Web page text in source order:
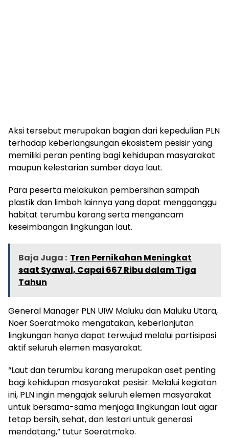
Aksi tersebut merupakan bagian dari kepedulian PLN
terhadap keberlangsungan ekosistem pesisir yang
memiliki peran penting bagi kehidupan masyarakat
maupun kelestarian sumber daya laut.
Para peserta melakukan pembersihan sampah
plastik dan limbah lainnya yang dapat mengganggu
habitat terumbu karang serta mengancam
keseimbangan lingkungan laut.
Baja Juga : Tren Pernikahan Meningkat
saat Syawal, Capai 667 Ribu dalam Tiga
Tahun
General Manager PLN UIW Maluku dan Maluku Utara,
Noer Soeratmoko mengatakan, keberlanjutan
lingkungan hanya dapat terwujud melalui partisipasi
aktif seluruh elemen masyarakat.
“Laut dan terumbu karang merupakan aset penting
bagi kehidupan masyarakat pesisir. Melalui kegiatan
ini, PLN ingin mengajak seluruh elemen masyarakat
untuk bersama-sama menjaga lingkungan laut agar
tetap bersih, sehat, dan lestari untuk generasi
mendatang,” tutur Soeratmoko.